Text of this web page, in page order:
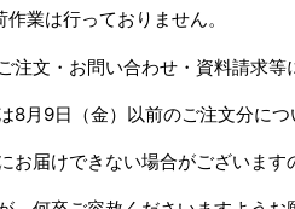
業は行っておりません。
文・お問い合わせ・資料請求
8月9日（金）以前のご注文分に
届けできない場合がございます